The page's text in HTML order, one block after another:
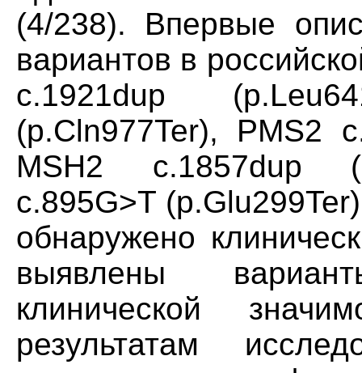
(4/238). Впервые
вариантов в
c.1921dup
(p.Cln977Ter), PMS2
MSH2 c.1857dup
c.895G>T
обнаружено
выявлены
клинической
результатам